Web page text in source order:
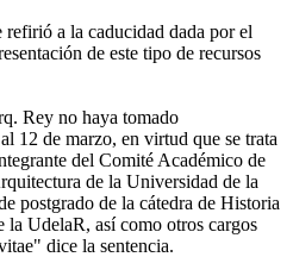
refirió a la caducidad dada por el
de este tipo de recursos
Rey no haya tomado
12 de marzo, en virtud que se trata
del Comité Académico de
de la Universidad de la
postgrado de la cátedra de Historia
UdelaR, así como otros cargos
dice la sentencia.